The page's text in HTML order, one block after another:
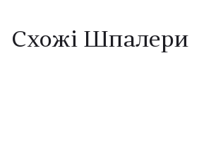
Схожі Шпалери